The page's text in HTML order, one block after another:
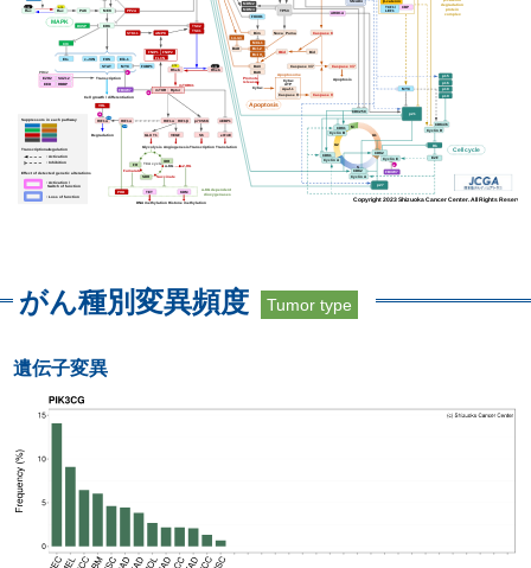
がん種別変異頻度 Tumor type
遺伝子変異